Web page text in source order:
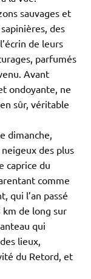
sauvages et
des
de leurs
parfumés
Avant
ondoyante, ne
sûr, véritable
dimanche,
des plus
caprice du
comme
qui l’an passé
km de long sur
qui
lieux,
du Retord, et